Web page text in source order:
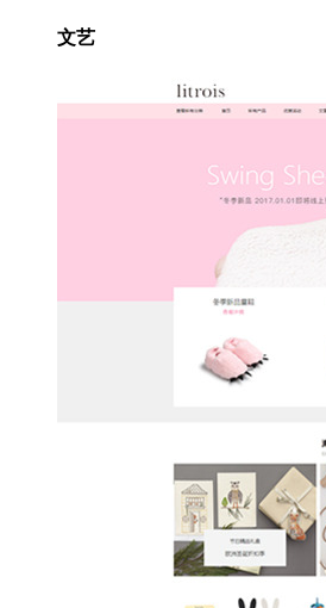
文艺